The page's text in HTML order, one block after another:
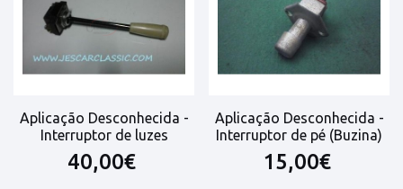
Aplicação Desconhecida -
Interruptor de luzes
40,00€
Aplicação Desconhecida -
Interruptor de pé (Buzina)
15,00€